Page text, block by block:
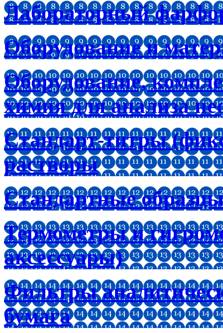
Лабораторный
Оборудование и
Оборудование,
химия для анализа
Стандарт-титры
растворы
Стандартные
Термометры и
аксессуары)
Фильтры
бумага